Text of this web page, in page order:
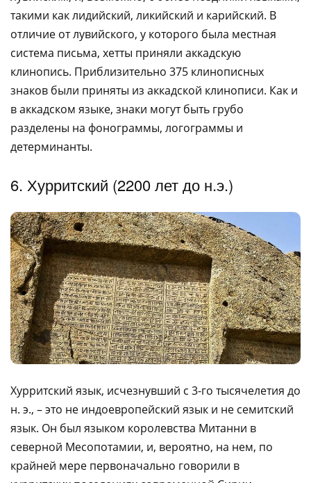
такими как лидийский, ликийский и карийский. В
отличие от лувийского, у которого была местная
система письма, хетты приняли аккадскую
клинопись. Приблизительно 375 клинописных
знаков были приняты из аккадской клинописи. Как и
в аккадском языке, знаки могут быть грубо
разделены на фонограммы, логограммы и
детерминанты.
6. Хурритский (2200 лет до н.э.)
Хурритский язык, исчезнувший с 3-го тысячелетия до
н. э., – это не индоевропейский язык и не семитский
язык. Он был языком королевства Митанни в
северной Месопотамии, и, вероятно, на нем, по
крайней мере первоначально говорили в